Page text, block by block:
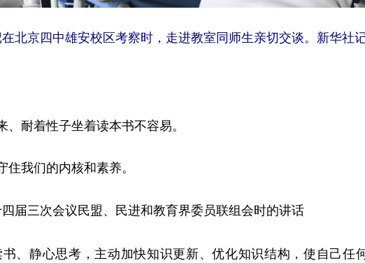
北京四中雄安校区考察时，走进教室同师生亲切交谈。新华社
耐着性子坐着读本书不容易。
我们的内核和素养。
届三次会议民盟、民进和教育界委员联组会时的讲话
静心思考，主动加快知识更新、优化知识结构，使自己任